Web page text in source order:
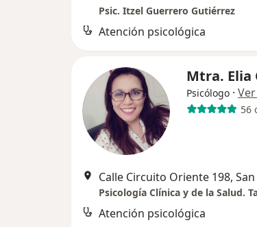
Psic. Itzel Guerrero Gutiérrez
Atención psicológica
Mtra. Elia
Psicólogo ·
56
Psicología Clínica y de la Salud.
Atención psicológica